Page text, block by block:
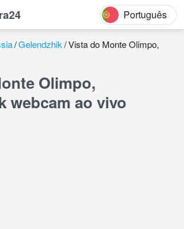
Português
Gelendzhik Vista do Monte Olimpo,
Olimpo,
webcam ao vivo